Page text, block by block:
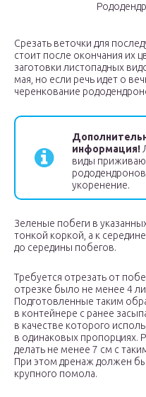
Срезать веточки для
стоит после окончания их
заготовки листопадных
мая, но если речь идет о
черенкование
информация!
виды
укоренение.
Зеленые побеги в
тонкой коркой, а к
до середины побегов.
Требуется отрезать от
отрезке было не менее 4
Подготовленные таким
в контейнере с ранее
в качестве которого
в одинаковых пропорциях.
делать не менее 7 см с
При этом дренаж должен
крупного помола.